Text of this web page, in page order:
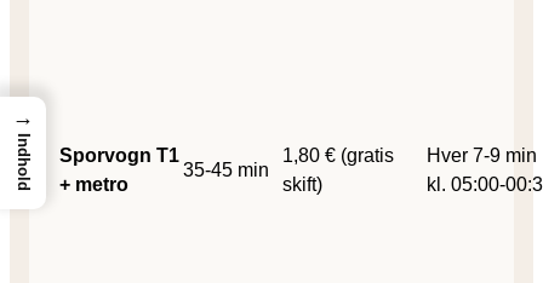
Sporvogn T1
+ metro
35-45 min
1,80 € (gratis
skift)
Hver 7-9 min
kl. 05:00-
→
Indhold